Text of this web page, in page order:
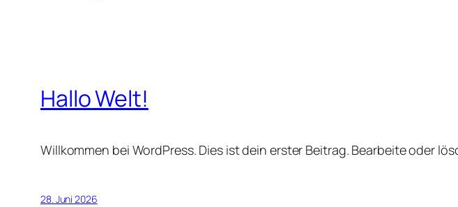
Hallo Welt!
Willkommen bei WordPress. Dies ist dein erster Beitrag. Bearbeite oder
28. Juni 2026